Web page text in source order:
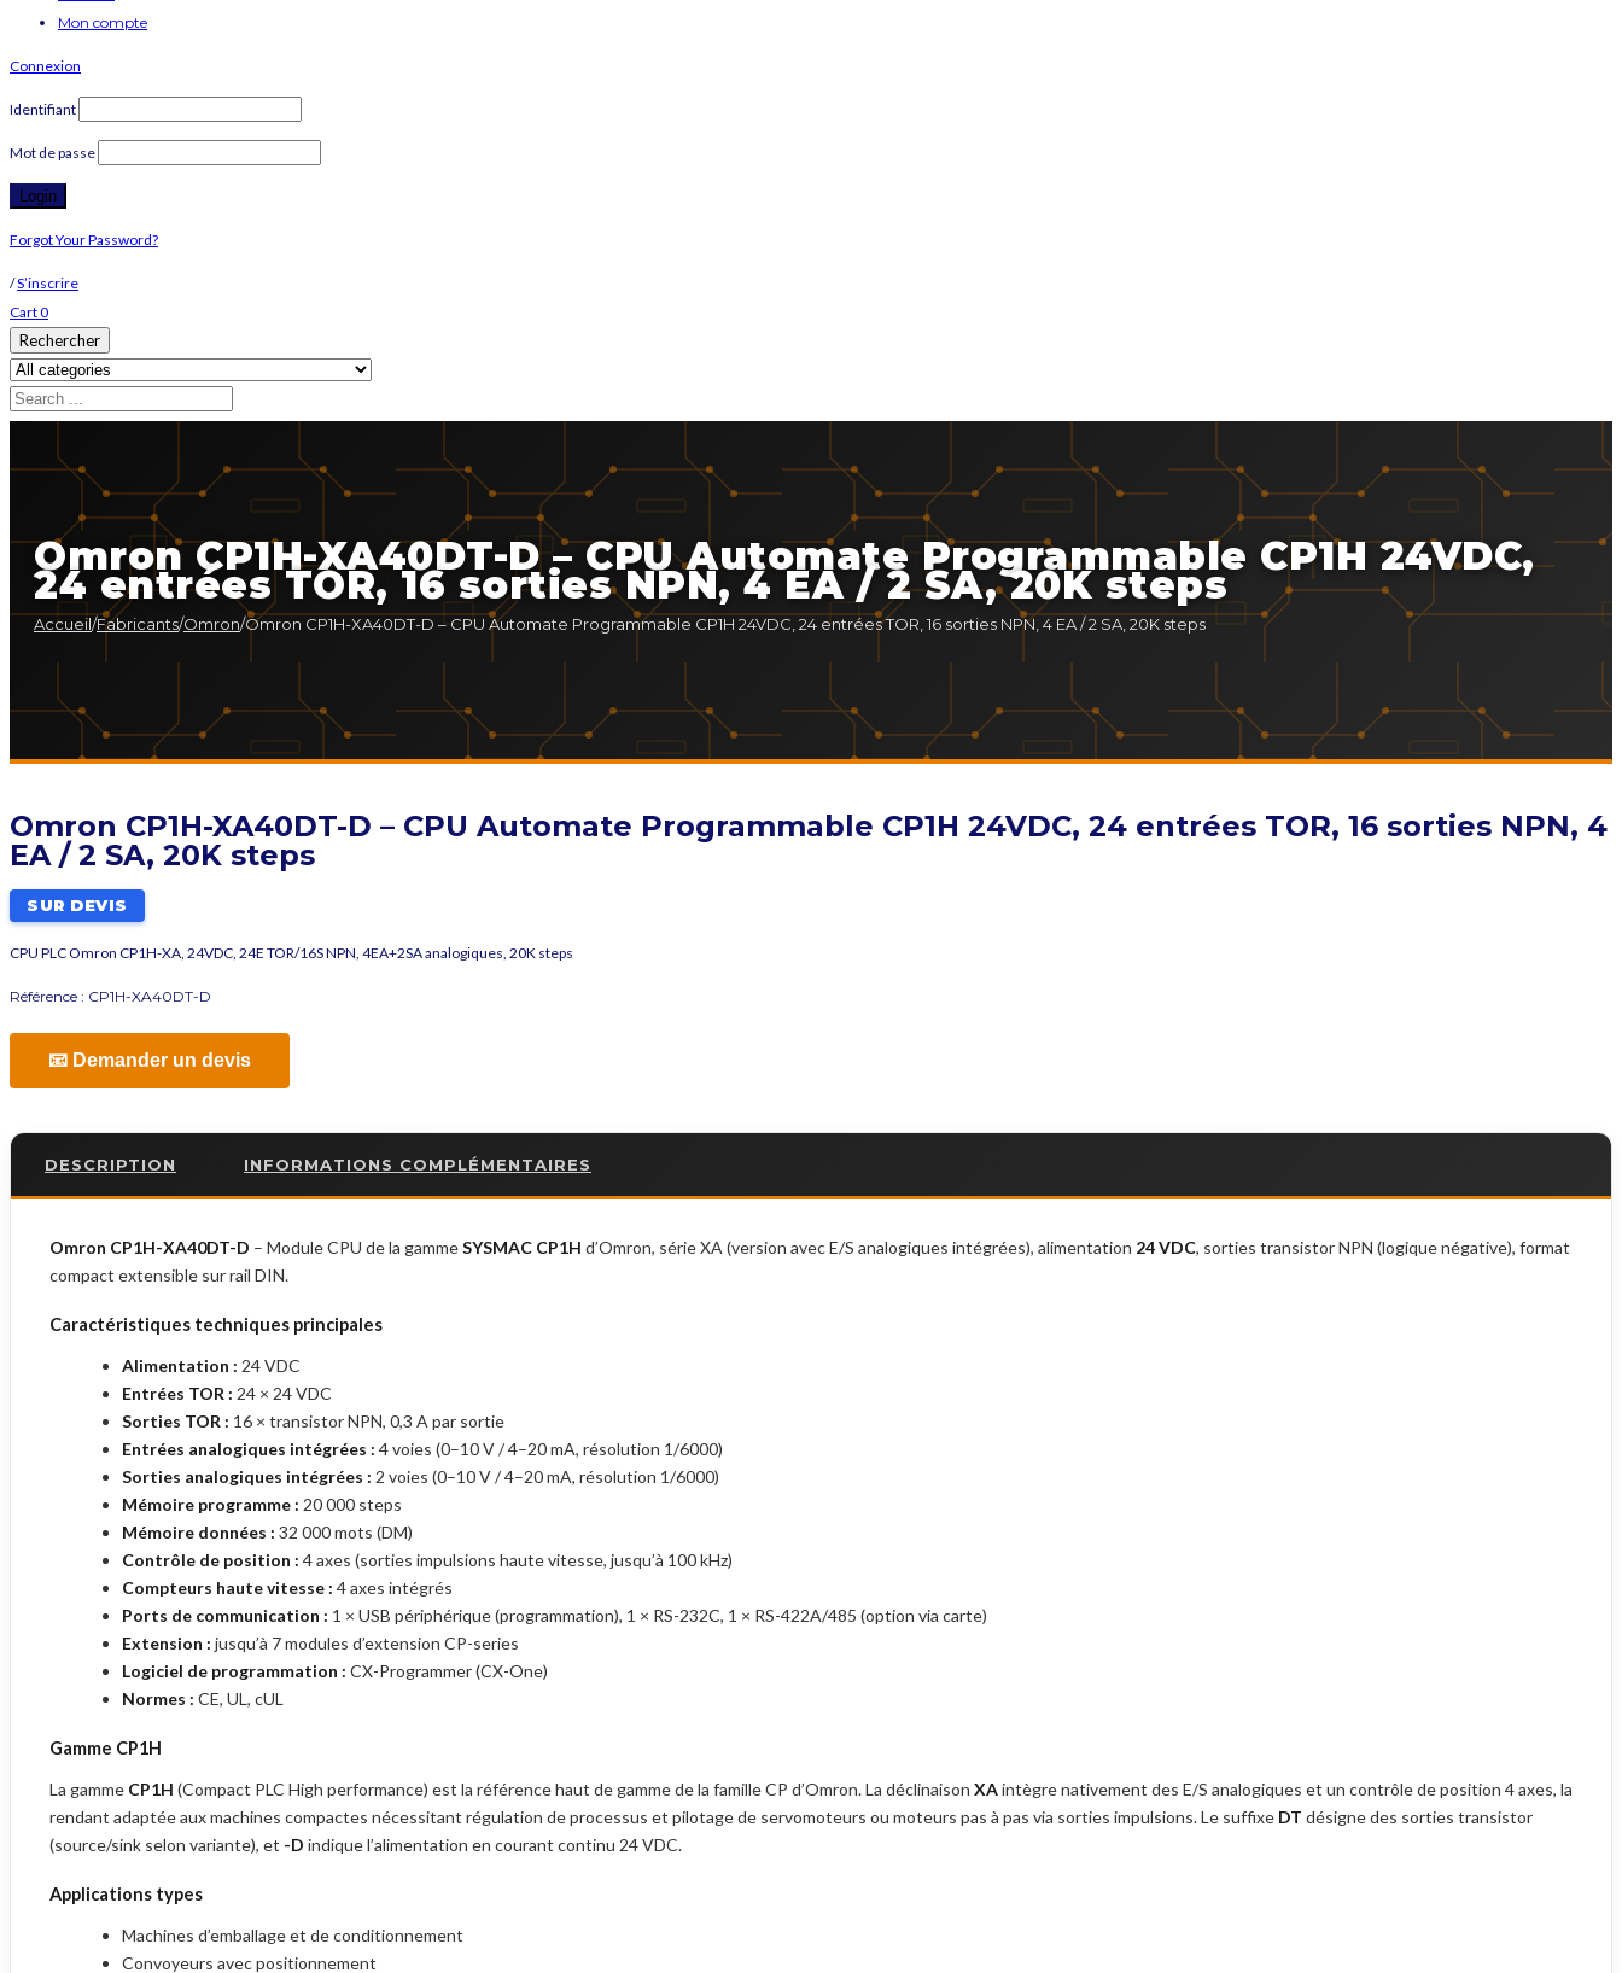
Mon compte
Connexion
Identifiant
Mot de passe
Forgot Your Password?
/S’inscrire
Cart0
Rechercher
Omron CP1H-XA40DT-D – CPU Automate Programmable CP1H 24VDC,
24 entrées TOR, 16 sorties NPN, 4 EA / 2 SA, 20K steps
Accueil/Fabricants/Omron/Omron CP1H-XA40DT-D – CPU Automate Programmable CP1H 24VDC, 24 entrées TOR, 16 sorties NPN, 4 EA / 2 SA, 20K steps
Omron CP1H-XA40DT-D – CPU Automate Programmable CP1H 24VDC, 24 entrées TOR, 16 sorties NPN, 4
EA / 2 SA, 20K steps
SUR DEVIS
CPU PLC Omron CP1H-XA, 24VDC, 24E TOR/16S NPN, 4EA+2SA analogiques, 20K steps
Référence : CP1H-XA40DT-D
📧 Demander un devis
DESCRIPTION INFORMATIONS COMPLÉMENTAIRES
Omron CP1H-XA40DT-D – Module CPU de la gammeSYSMAC CP1H d’Omron, série XA (version avec E/S analogiques intégrées), alimentation 24 VDC, sorties transistor NPN (logique négative), format
compact extensible sur rail DIN.
Caractéristiques techniques principales
Alimentation : 24 VDC
Entrées TOR : 24 × 24 VDC
Sorties TOR : 16 × transistor NPN, 0,3 A par sortie
Entrées analogiques intégrées : 4 voies (0–10 V / 4–20 mA, résolution 1/6000)
Sorties analogiques intégrées : 2 voies (0–10 V / 4–20 mA, résolution 1/6000)
Mémoire programme : 20 000 steps
Mémoire données : 32 000 mots (DM)
Contrôle de position : 4 axes (sorties impulsions haute vitesse, jusqu’à 100 kHz)
Compteurs haute vitesse : 4 axes intégrés
Ports de communication : 1 × USB périphérique (programmation), 1 × RS-232C, 1 × RS-422A/485 (option via carte)
Extension : jusqu’à 7 modules d’extension CP-series
Logiciel de programmation : CX-Programmer (CX-One)
Normes : CE, UL, cUL
Gamme CP1H
La gamme CP1H (Compact PLC High performance) est la référence haut de gamme de la famille CP d’Omron. La déclinaison XAintègre nativement des E/S analogiques et un contrôle de position 4 axes, la
rendant adaptée aux machines compactes nécessitant régulation de processus et pilotage de servomoteurs ou moteurs pas à pas via sorties impulsions. Le suffixe DT désigne des sorties transistor
(source/sink selon variante), et -D indique l’alimentation en courant continu 24 VDC.
Applications types
Machines d’emballage et de conditionnement
Convoyeurs avec positionnement